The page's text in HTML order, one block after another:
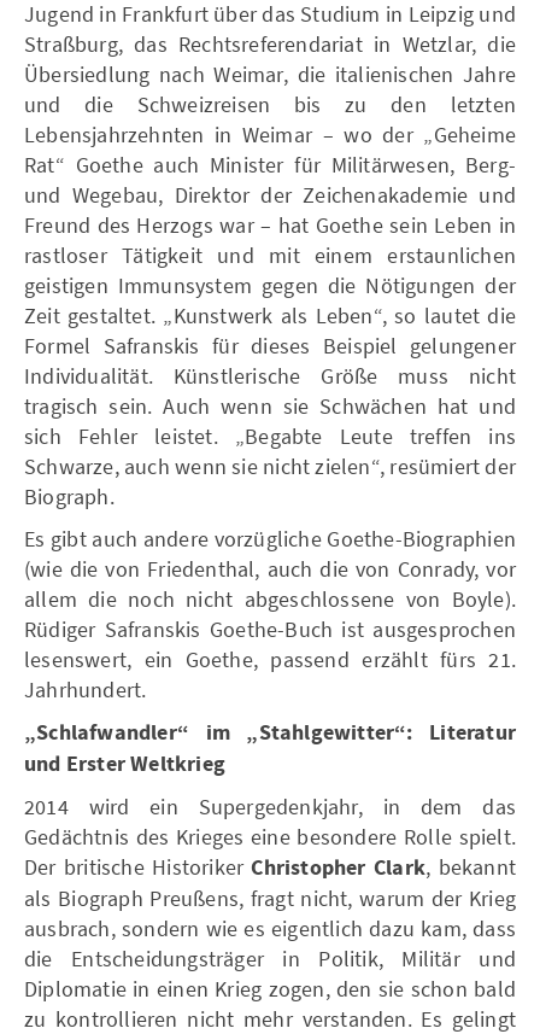
Jugend in Frankfurt über das Studium in Leipzig und
Straßburg, das Rechtsreferendariat in Wetzlar, die
Übersiedlung nach Weimar, die italienischen Jahre
und die Schweizreisen bis zu den letzten
Lebensjahrzehnten in Weimar – wo der „Geheime
Rat“ Goethe auch Minister für Militärwesen, Berg-
und Wegebau, Direktor der Zeichenakademie und
Freund des Herzogs war – hat Goethe sein Leben in
rastloser Tätigkeit und mit einem erstaunlichen
geistigen Immunsystem gegen die Nötigungen der
Zeit gestaltet. „Kunstwerk als Leben“, so lautet die
Formel Safranskis für dieses Beispiel gelungener
Individualität. Künstlerische Größe muss nicht
tragisch sein. Auch wenn sie Schwächen hat und
sich Fehler leistet. „Begabte Leute treffen ins
Schwarze, auch wenn sie nicht zielen“, resümiert der
Biograph.
Es gibt auch andere vorzügliche Goethe-Biographien
(wie die von Friedenthal, auch die von Conrady, vor
allem die noch nicht abgeschlossene von Boyle).
Rüdiger Safranskis Goethe-Buch ist ausgesprochen
lesenswert, ein Goethe, passend erzählt fürs 21.
Jahrhundert.
„Schlafwandler“ im „Stahlgewitter“: Literatur
und Erster Weltkrieg
2014 wird ein Supergedenkjahr, in dem das
Gedächtnis des Krieges eine besondere Rolle spielt.
Der britische HistorikerChristopher Clark, bekannt
als Biograph Preußens, fragt nicht, warum der Krieg
ausbrach, sondern wie es eigentlich dazu kam, dass
die Entscheidungsträger in Politik, Militär und
Diplomatie in einen Krieg zogen, den sie schon bald
zu kontrollieren nicht mehr verstanden. Es gelingt